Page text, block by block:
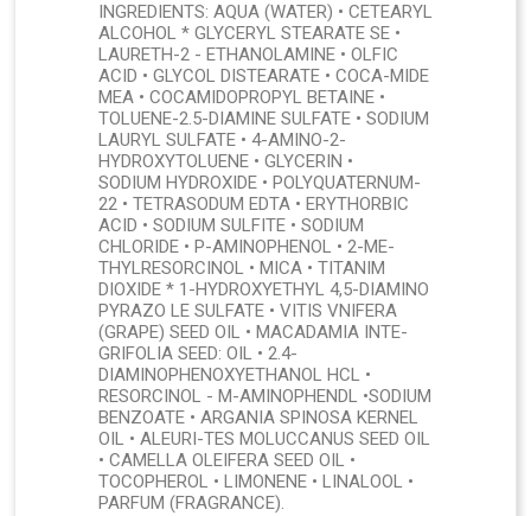
INGREDIENTS: AQUA (WATER) • CETEARYL
ALCOHOL * GLYCERYL STEARATE SE •
LAURETH-2 - ETHANOLAMINE • OLFIC
ACID • GLYCOL DISTEARATE • COCA-MIDE
MEA • COCAMIDOPROPYL BETAINE •
TOLUENE-2.5-DIAMINE SULFATE • SODIUM
LAURYL SULFATE • 4-AMINO-2-
HYDROXYTOLUENE • GLYCERIN •
SODIUM HYDROXIDE • POLYQUATERNUM-
22 • TETRASODUM EDTA • ERYTHORBIC
ACID • SODIUM SULFITE • SODIUM
CHLORIDE • P-AMINOPHENOL • 2-ME-
THYLRESORCINOL • MICA • TITANIM
DIOXIDE * 1-HYDROXYETHYL 4,5-DIAMINO
PYRAZO LE SULFATE • VITIS VNIFERA
(GRAPE) SEED OIL • MACADAMIA INTE-
GRIFOLIA SEED: OIL • 2.4-
DIAMINOPHENOXYETHANOL HCL •
RESORCINOL - M-AMINOPHENDL •SODIUM
BENZOATE • ARGANIA SPINOSA KERNEL
OIL • ALEURI-TES MOLUCCANUS SEED OIL
• CAMELLA OLEIFERA SEED OIL •
TOCOPHEROL • LIMONENE • LINALOOL •
PARFUM (FRAGRANCE).